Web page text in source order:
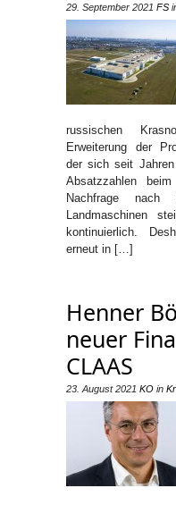
29. September 2021 FS
russischen
Erweiterung der
der sich seit
Absatzzahlen
Nachfrage nach
Landmaschinen
kontinuierlich.
erneut in […]
Henner
neuer
CLAAS
23. August 2021 KO in